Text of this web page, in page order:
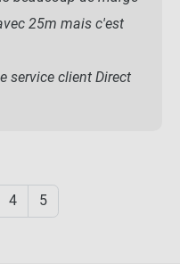
25m mais c'est
service client Direct
4 5